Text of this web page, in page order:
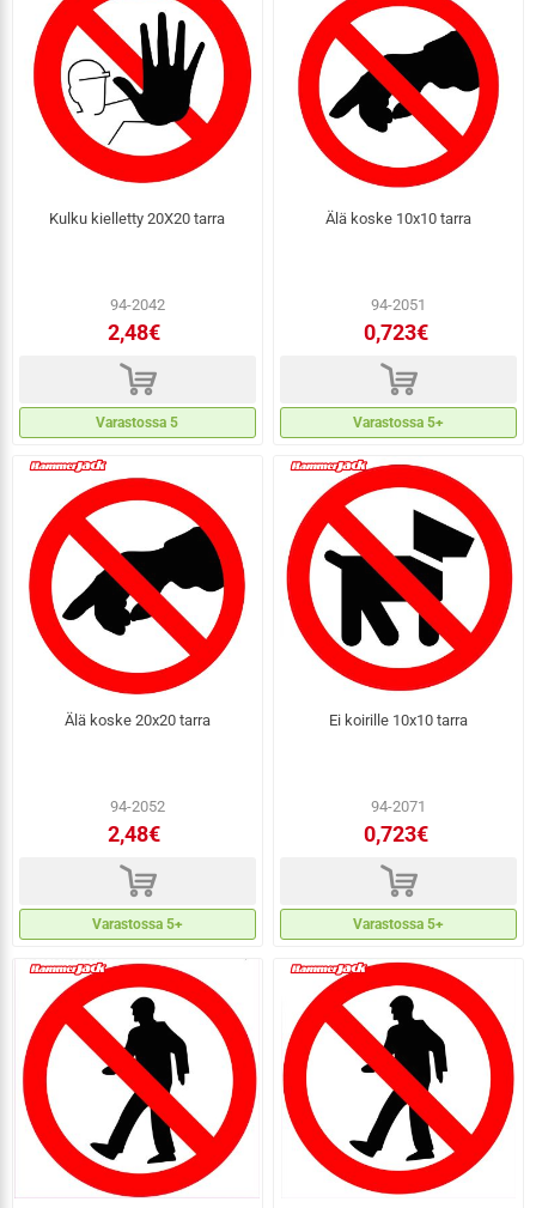
Kulku kielletty 20X20 tarra
94-2042
2,48€
d
Varastossa 5
Älä koske 10x10 tarra
94-2051
0,723€
d
Varastossa 5+
Älä koske 20x20 tarra
94-2052
2,48€
d
Varastossa 5+
Ei koirille 10x10 tarra
94-2071
0,723€
d
Varastossa 5+